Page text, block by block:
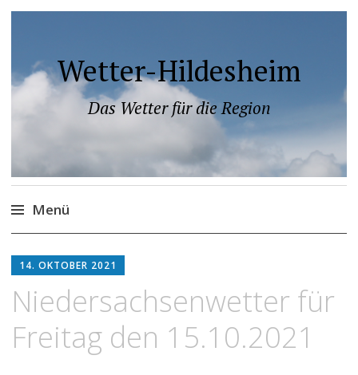
Wetter-Hildesheim
Das Wetter für die Region
Menü
Inhalt
14. OKTOBER 2021
Niedersachsenwetter für
Freitag den 15.10.2021